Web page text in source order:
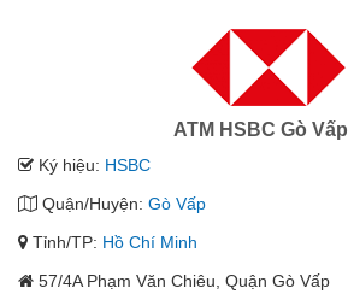
ATM HSBC Gò Vấp
Ký hiệu: HSBC
Quận/Huyện: Gò Vấp
Tỉnh/TP: Hồ Chí Minh
57/4A Phạm Văn Chiêu, Quận Gò Vấp